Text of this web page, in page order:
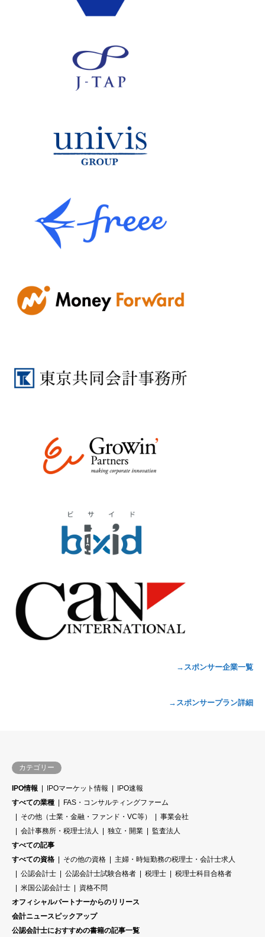
→スポンサー企業一覧
→スポンサープラン詳細
カテゴリー
IPO情報 IPOマーケット情報
IPO速報
すべての業種
FAS・コンサルティングファーム
その他（士業・金融・ファンド・VC等）
事業会社
会計事務所・税理士法人
独立・開業
監査法人
すべての記事
すべての資格
その他の資格
主婦・時短勤務の税理士・会計士求人
公認会計士
公認会計士試験合格者 税理士
税理士科目合格者
米国公認会計士
資格不問
オフィシャルパートナーからのリリース
会計ニュースピックアップ
公認会計士におすすめの書籍の記事一覧